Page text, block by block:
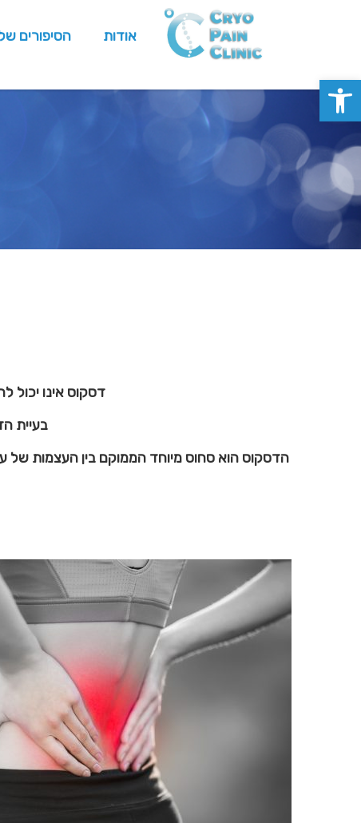
פתח סרגל נגישות
הסיפורים אודות
דסקוס אינו יכול
בעיית
הדסקוס הוא סחוס מיוחד הממוקם בין העצמות של